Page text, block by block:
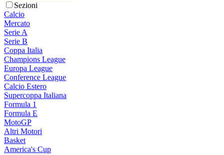
Sezioni
Calcio
Mercato
Serie A
Serie B
Coppa Italia
Champions League
Europa League
Conference League
Calcio Estero
Supercoppa Italiana
Formula 1
Formula E
MotoGP
Altri Motori
Basket
America's Cup